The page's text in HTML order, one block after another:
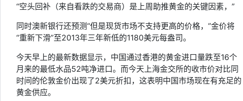
“空头回补（来自看跌的交易商）是上周助推黄金的关键因素，”
同时澳新银行还预测“但是现货市场不支持更高的价格，”金价将
“重新下滑”至2013年三年新低的1180美元每盎司。
今天早上的最新数据显示，中国通过香港的黄金进口量跌至16个
月来的最低水品52吨净进口。而今天上海金交所的收市价对比同
时间的伦敦金价出现了2美元折扣，这表明中国市场现在有充足的
黄金供应。